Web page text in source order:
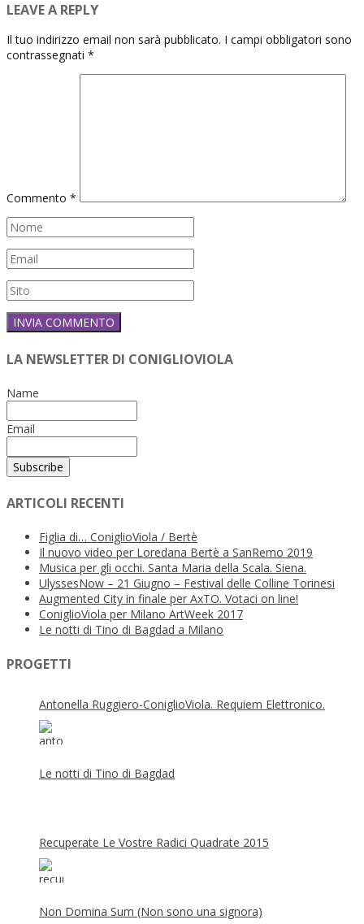
LEAVE A REPLY
Il tuo indirizzo email non sarà pubblicato. I campi obbligatori sono
contrassegnati *
Commento *
LA NEWSLETTER DI CONIGLIOVIOLA
Name
Email
ARTICOLI RECENTI
Figlia di… ConiglioViola / Bertè
Il nuovo video per Loredana Bertè a SanRemo 2019
Musica per gli occhi. Santa Maria della Scala. Siena.
UlyssesNow – 21 Giugno – Festival delle Colline Torinesi
Augmented City in finale per AxTO. Votaci on line!
ConiglioViola per Milano ArtWeek 2017
Le notti di Tino di Bagdad a Milano
PROGETTI
Antonella Ruggiero-ConiglioViola. Requiem Elettronico.
Le notti di Tino di Bagdad
Recuperate Le Vostre Radici Quadrate 2015
Non Domina Sum (Non sono una signora)